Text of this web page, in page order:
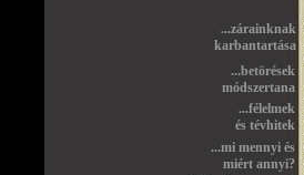
...zárainknak
karbantartása
...betörések
módszertana
...félelmek
és tévhitek
...mi mennyi és
miért annyi?